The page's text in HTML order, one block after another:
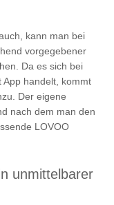
kann man bei
vorgegebener
Da es sich bei
App handelt, kommt
Der eigene
nach dem man den
LOVOO
unmittelbarer